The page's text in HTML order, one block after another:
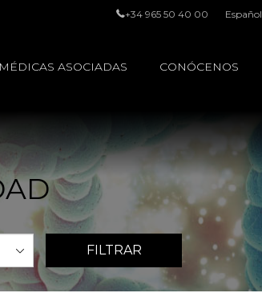
+34 965 50 40 00 Español
ASOCIADAS CONÓCENOS
FILTRAR